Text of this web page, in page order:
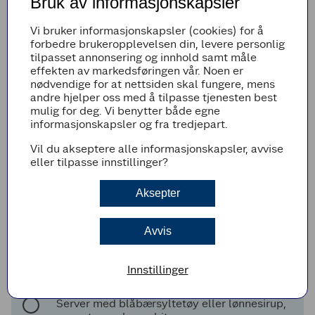
ss
blåbærsyltetøy
Legg til i handleliste
Fremgangsmetode
deretter inn det tørre, til en pannekakerøre.
La røren svelle i 20 minutter.
varm stekepanne. La baconet renne av på et
Ha en liten bit smør og noen biter bacon i
stekepanna, og hell over pannekakerøre. Drei
Stek ved middels varme et par minutter på
Server med blåbærsyltetøy eller lønnesirup,
Vi bruker informasjonskapsler (cookies) for å
forbedre brukeropplevelsen din, levere personlig
tilpasset annonsering og innhold samt måle
effekten av markedsføringen vår. Noen er
nødvendige for at nettsiden skal fungere, mens
andre hjelper oss med å tilpasse tjenesten best
mulig for deg. Vi benytter både egne
informasjonskapsler og fra tredjepart.
Vil du akseptere alle informasjonskapsler, avvise
eller tilpasse innstillinger?
Aksepter
Avvis
Innstillinger